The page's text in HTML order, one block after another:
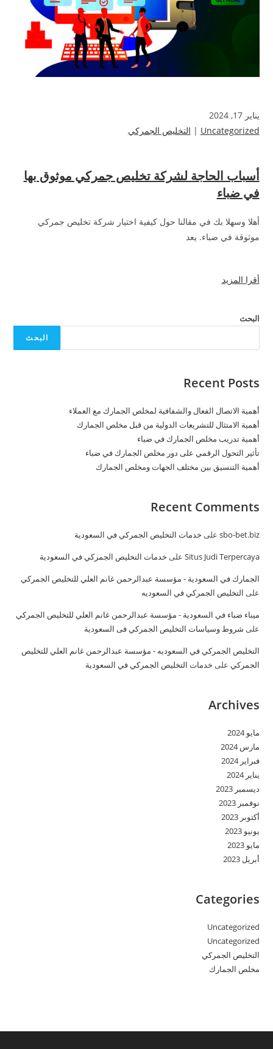
يناير 17, 2024
Uncategorized
| التخليص الجمركي
أسباب الحاجة لشركة تخليص جمركي موثوق بها
في ضباء
أهلا وسهلا بك في مقالنا حول كيفية اختيار شركة تخليص جمركي
موثوقة في ضباء. يعد
أقرا المزيد
البحث
البحث
Recent Posts
أهمية الاتصال الفعال والشفافية لمخلص الجمارك مع العملاء
أهمية الامتثال للتشريعات الدولية من قبل مخلص الجمارك
أهمية تدريب مخلص الجمارك في ضباء
تأثير التحول الرقمي على دور مخلص الجمارك في ضباء
أهمية التنسيق بين مختلف الجهات ومخلص الجمارك
Recent Comments
sbo-bet.biz على خدمات التخليص الجمركي في السعودية
Situs Judi Terpercaya على خدمات التخليص الجمركي في السعودية
الجمارك في السعودية - مؤسسة عبدالرحمن غانم العلي للتخليص الجمركي
على التخليص الجمركي في السعوديه
ميناء ضباء في السعودية - مؤسسة عبدالرحمن غانم العلي للتخليص الجمركي
على شروط وسياسات التخليص الجمركي فى السعودية
التخليص الجمركي في السعوديه - مؤسسة عبدالرحمن غانم العلي للتخليص
الجمركي على خدمات التخليص الجمركي في السعودية
Archives
مايو 2024
مارس 2024
فبراير 2024
يناير 2024
ديسمبر 2023
نوفمبر 2023
أكتوبر 2023
يونيو 2023
مايو 2023
أبريل 2023
Categories
Uncategorized
Uncategorized
التخليص الجمركي
مخلص الجمارك